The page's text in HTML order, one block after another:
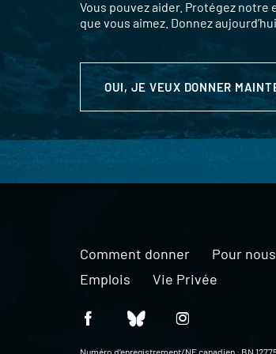
Vous pouvez aider. Protégez
que vous aimez. Donnez aujourd’hui.
OUI, JE VEUX DONNER
Comment donner Pour
Emplois
Vie Privée